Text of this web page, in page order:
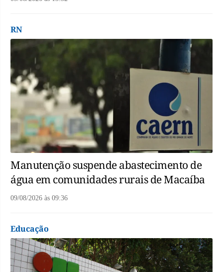
RN
Manutenção suspende abastecimento de
água em comunidades rurais de Macaíba
09/08/2026 às 09:36
Educação